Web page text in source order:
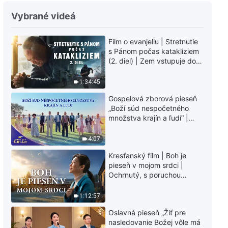
6:01
Božie slová na každý deň:
Vtelenie | Úryvok 117
6:16
Božie slová na každý deň:
Vtelenie | Úryvok 118
10:28
Božie slová na každý deň:
Vtelenie | Úryvok 119
Vybrané videá
1:34:45
Film o evanjeliu | Stretnutie
s Pánom počas katakliziem
(2. diel) | Zem vstupuje do
odpočítavať čas. Našli ste
spôsob, ako prežiť?
4:07
Gospelová zborová pieseň
„Boží súd nespočetného
množstva krajín a ľudí“ |
1:12:57
Kresťanský film | Boh je
pieseň v mojom srdci |
Ochrnutý, s poruchou
Oslavná pieseň „Žiť pre
nasledovanie Božej vôle má